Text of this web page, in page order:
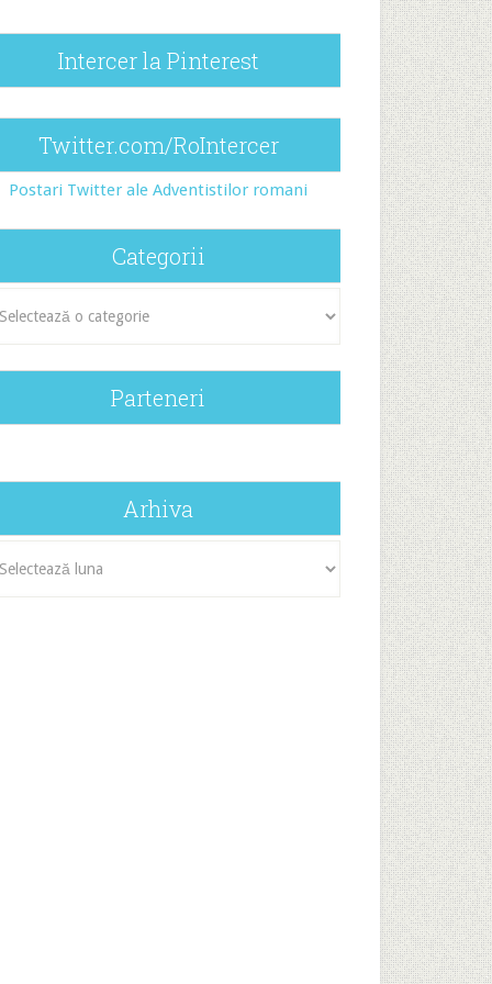
Intercer la Pinterest
Twitter.com/RoIntercer
Postari Twitter ale Adventistilor romani
Categorii
Parteneri
Arhiva